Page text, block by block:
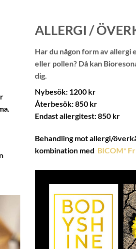
ALLERGI /
Har du någon form av allergi
eller pollen? Då kan
dig.
Nybesök: 1200 kr
Återbesök: 850 kr
Endast allergitest: 850 kr
Behandling mot allergi/
kombination med BICOM*